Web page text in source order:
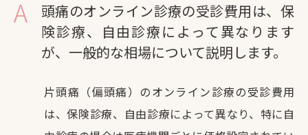
頭痛のオンライン診療の受診費用は、保
険診療、自由診療によって異なります
が、一般的な相場について説明します。
片頭痛（偏頭痛）のオンライン診療の受診費用
は、保険診療、自由診療によって異なり、特に自